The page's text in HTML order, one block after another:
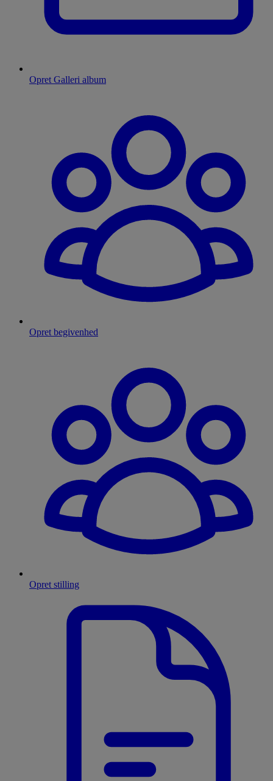
Opret Galleri album
Opret begivenhed
Opret stilling